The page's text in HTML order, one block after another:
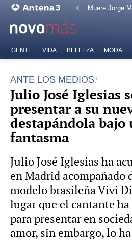
Muere Jorge
GENTE VIDA BELLEZA MODA
ANTE LOS MEDIOS
Julio José Iglesias
presentar a su
destapándola bajo
fantasma
Julio José Iglesias ha
en Madrid acompañado
modelo brasileña Vivi
lugar que el cantante
para presentar en
amor, sin embargo, lo